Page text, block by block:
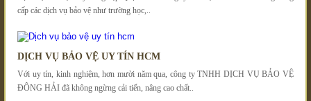
cấp các dịch vụ bảo vệ như trường học,..
DỊCH VỤ BẢO VỆ UY TÍN HCM
Với uy tín, kinh nghiệm, hơn mười năm qua, công ty TNHH DỊCH VỤ BẢO VỆ
ĐÔNG HẢI đã không ngừng cải tiến, nâng cao chất..